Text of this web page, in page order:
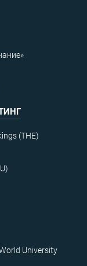
(THE)
University